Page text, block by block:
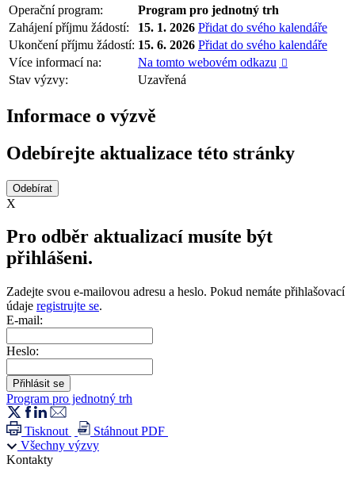
Operační program:
Program pro jednotný trh
Zahájení příjmu žádostí:
15. 1. 2026 Přidat do svého kalendáře
Ukončení příjmu žádostí: 15. 6. 2026 Přidat do svého kalendáře
Více informací na:
Na tomto webovém odkazu 
Stav výzvy: Uzavřená
Informace o výzvě
Odebírejte aktualizace této stránky
X
Pro odběr aktualizací musíte být
přihlášeni.
Zadejte svou e-mailovou adresu a heslo. Pokud nemáte přihlašovací
údaje registrujte se.
E-mail:
Heslo:
Program pro jednotný trh
Tisknout
Stáhnout PDF
Všechny výzvy
Kontakty